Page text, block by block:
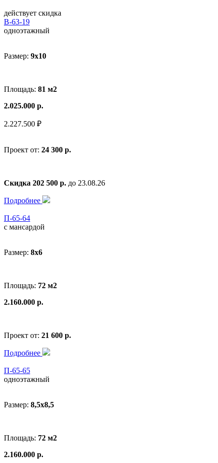
действует скидка
В-63-19
одноэтажный
Размер: 9x10
Площадь: 81 м2
2.025.000 р.
2.227.500 ₽
Проект от: 24 300 р.
Скидка 202 500 р. до 23.08.26
Подробнее
П-65-64
с мансардой
Размер: 8x6
Площадь: 72 м2
2.160.000 р.
Проект от: 21 600 р.
Подробнее
П-65-65
одноэтажный
Размер: 8,5x8,5
Площадь: 72 м2
2.160.000 р.